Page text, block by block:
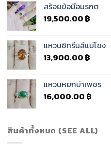
สร้อยข้อมือมรกต
19,500.00 ฿
แหวนซิทรีนสีแม่โขง
13,900.00 ฿
แหวนหยกบ่าเพชร
16,000.00 ฿
สินค้าทั้งหมด (SEE ALL)